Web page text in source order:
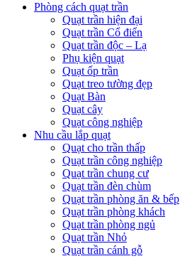
Phòng cách quạt trần
Quạt trần hiện đại
Quạt trần Cổ điển
Quạt trần độc – Lạ
Phụ kiện quạt
Quạt ốp trần
Quạt treo tường đẹp
Quạt Bàn
Quạt cây
Quạt công nghiệp
Nhu cầu lắp quạt
Quạt cho trần thấp
Quạt trần công nghiệp
Quạt trần chung cư
Quạt trần đèn chùm
Quạt trần phòng ăn & bếp
Quạt trần phòng khách
Quạt trần phòng ngủ
Quạt trần Nhỏ
Quạt trần cánh gỗ